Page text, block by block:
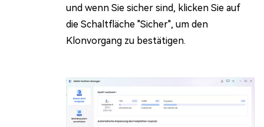
und wenn Sie sicher sind, klicken Sie auf
die Schaltfläche "Sicher", um den
Klonvorgang zu bestätigen.